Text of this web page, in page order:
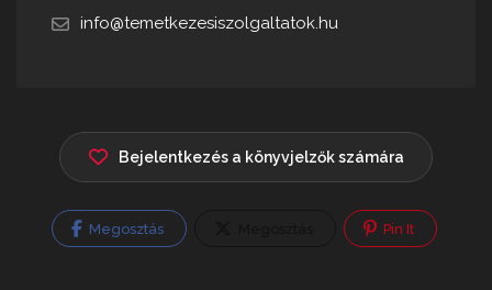
info@temetkezesiszolgaltatok.hu
Bejelentkezés a könyvjelzők számára
Megosztás Pin It